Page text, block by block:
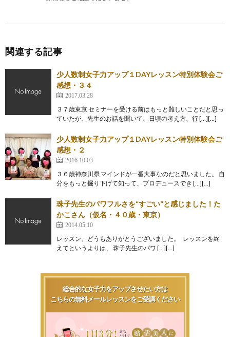
関連する記事
少人数制女子力アップ１DAYレッスン特別体験会ご
感想・３４
2017.03.28
３７歳東京 セミナーを受ける前はもっと難しいことだと思っ
ていたが、先生のお話を聞いて、日頃の考え方、行 […][…]
少人数制女子力アップ１DAYレッスン特別体験会ご
感想・２
2016.10.03
３６歳神奈川県 マインドが一番大事なのだと思いました。 自
分をもっと掘り下げて知って、プロデュースでき […][…]
珠子先生のパワフルさを“すごい”と感じました！た
かこさん（仮名・４０歳・東京）
2014.05.10
レッスン、どうもありがとうございました。 レッスンを終
えてというよりは、 珠子先生のパワ […][…]
総合的な女子力をアップさせたい方は
こちらの無料メールレッスンをご受講ください